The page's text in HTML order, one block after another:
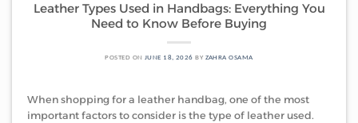
Leather Types Used in Handbags: Everything You
Need to Know Before Buying
POSTED ON JUNE 18, 2026 BY ZAHRA OSAMA
When shopping for a leather handbag, one of the most
important factors to consider is the type of leather used.